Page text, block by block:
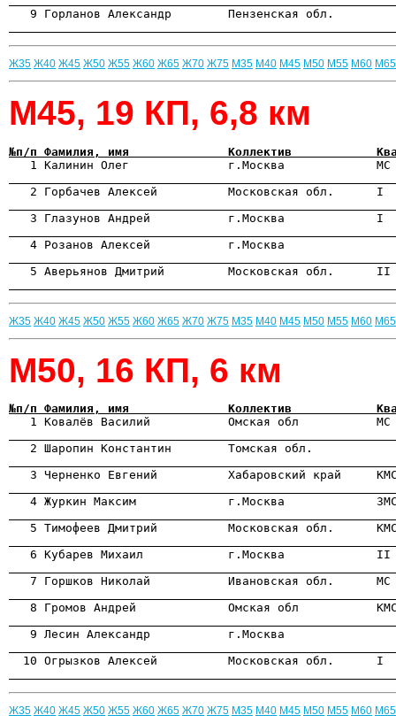
Ж35 Ж40 Ж45 Ж50 Ж55 Ж60 Ж65 Ж70 Ж75 М35 М40 М45 М50 М55 М60 М65
М45, 19 КП, 6,8 км
№п/п Фамилия, имя              Коллектив
1 Калинин Олег              г.Москва
2 Горбачев Алексей          Московская обл.
Ж35 Ж40 Ж45 Ж50 Ж55 Ж60 Ж65 Ж70 Ж75 М35 М40 М45 М50 М55 М60 М65
М50, 16 КП, 6 км
№п/п Фамилия, имя              Коллектив
1 Ковалёв Василий           Омская обл
2 Шаропин Константин        Томская обл.
4 Журкин Максим             г.Москва
5 Тимофеев Дмитрий          Московская обл.
8 Громов Андрей             Омская обл
Ж35 Ж40 Ж45 Ж50 Ж55 Ж60 Ж65 Ж70 Ж75 М35 М40 М45 М50 М55 М60 М65